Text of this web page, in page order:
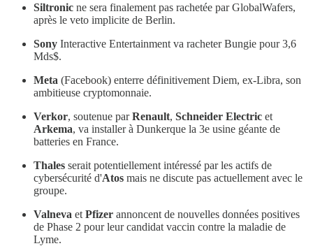
Siltronic ne sera finalement pas rachetée par GlobalWafers,
après le veto implicite de Berlin.
Sony Interactive Entertainment va racheter Bungie pour 3,6
Mds$.
Meta (Facebook) enterre définitivement Diem, ex-Libra, son
ambitieuse cryptomonnaie.
Verkor, soutenue parRenault, Schneider Electric et
Arkema, va installer à Dunkerque la 3e usine géante de
batteries en France.
Thales serait potentiellement intéressé par les actifs de
cybersécurité d'Atos mais ne discute pas actuellement avec le
groupe.
Valneva et Pfizer annoncent de nouvelles données positives
de Phase 2 pour leur candidat vaccin contre la maladie de
Lyme.